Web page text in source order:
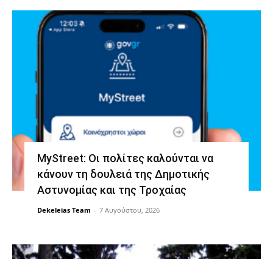
MyStreet: Οι πολίτες καλούνται να
κάνουν τη δουλειά της Δημοτικής
Αστυνομίας και της Τροχαίας
Dekeleias Team - 7 Αυγούστου, 2026